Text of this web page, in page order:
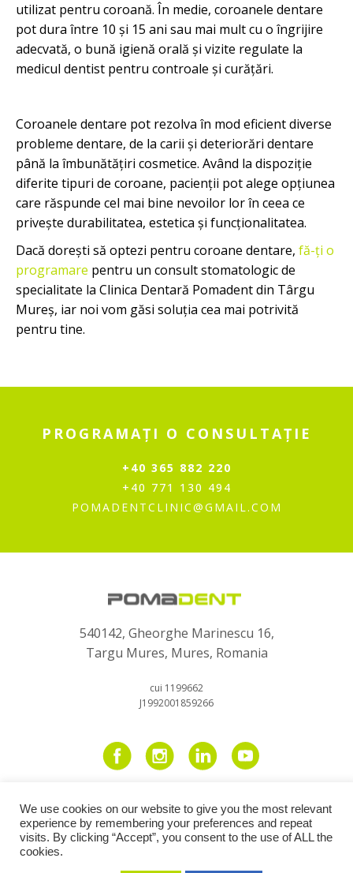
utilizat pentru coroană. În medie, coroanele dentare
pot dura între 10 și 15 ani sau mai mult cu o îngrijire
adecvată, o bună igienă orală și vizite regulate la
medicul dentist pentru controale și curățări.
Coroanele dentare pot rezolva în mod eficient diverse
probleme dentare, de la carii și deteriorări dentare
până la îmbunătățiri cosmetice. Având la dispoziție
diferite tipuri de coroane, pacienții pot alege opțiunea
care răspunde cel mai bine nevoilor lor în ceea ce
privește durabilitatea, estetica și funcționalitatea.
Dacă dorești să optezi pentru coroane dentare, fă-ți o
programare pentru un consult stomatologic de
specialitate la Clinica Dentară Pomadent din Târgu
Mureș, iar noi vom găsi soluția cea mai potrivită
pentru tine.
PROGRAMAȚI O CONSULTAȚIE
+40 365 882 220
+40 771 130 494
POMADENTCLINIC@GMAIL.COM
540142, Gheorghe Marinescu 16,
Targu Mures, Mures, Romania
cui 1199662
J1992001859266
©2026 Pomadent. Toate drepturile rezervate.
web development:Pálfi Zsuzsánna| web design:Paál Timea
We use cookies on our website to give you the most relevant
experience by remembering your preferences and repeat
visits. By clicking “Accept”, you consent to the use of ALL the
cookies.